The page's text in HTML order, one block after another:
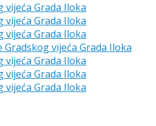
vijeća Grada Iloka
vijeća Grada Iloka
vijeća Grada Iloka
Gradskog vijeća Grada Iloka
vijeća Grada Iloka
vijeća Grada Iloka
vijeća Grada Iloka